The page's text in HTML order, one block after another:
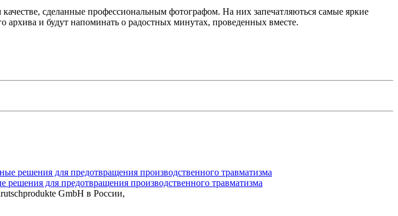
сделанные профессиональным фотографом. На них запечатляються самые яркие
и будут напоминать о радостных минутах, проведенных вместе.
решения для предотвращения производственного травматизма
GmbH в России,